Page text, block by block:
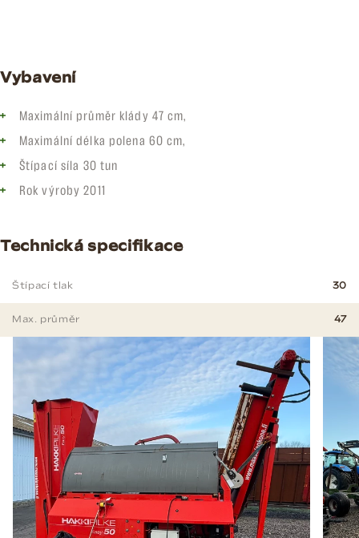
Vybavení
Maximální průměr klády 47 cm,
Maximální délka polena 60 cm,
Štípací síla 30 tun
Rok výroby 2011
Technická specifikace
Štípací tlak 30
Max. průměr 47